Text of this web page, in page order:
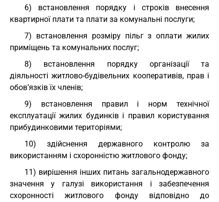
6) встановлення порядку і строків внесення
квартирної плати та плати за комунальні послуги;
7) встановлення розміру пільг з оплати жилих
приміщень та комунальних послуг;
8) встановлення порядку організації та
діяльності житлово-будівельних кооперативів, прав і
обов’язків їх членів;
9) встановлення правил і норм технічної
експлуатації жилих будинків і правил користування
прибудинковими територіями;
10) здійснення державного контролю за
використанням і схоронністю житлового фонду;
11) вирішення інших питань загальнодержавного
значення у галузі використання і забезпечення
схоронності житлового фонду відповідно до